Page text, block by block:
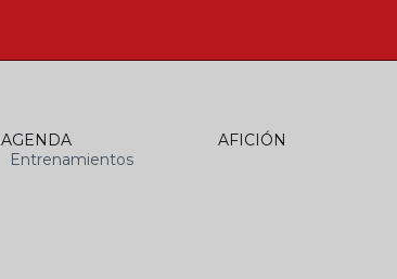
AGENDA
Entrenamientos
AFICIÓN